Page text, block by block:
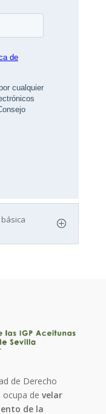
de Derecho
ocupa develar
de la